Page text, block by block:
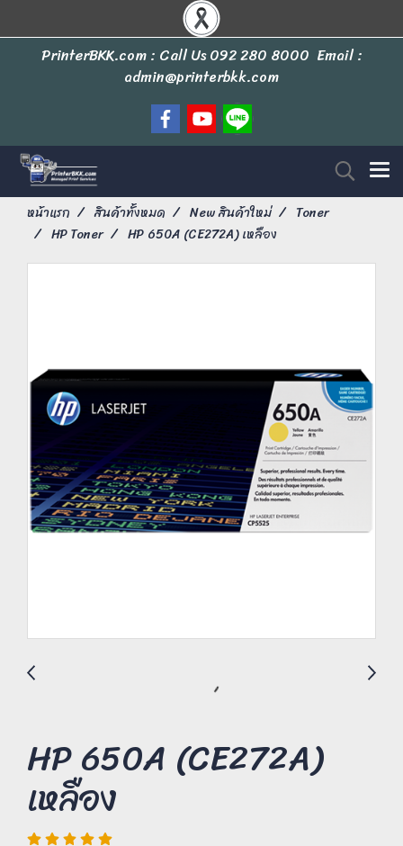
PrinterBKK.com : Call Us092 280 8000 Email :
admin@printerbkk.com
หน้าแรก สินค้าทั้งหมด New สินค้าใหม่
Toner
HP Toner
HP 650A (CE272A) เหลือง
HP 650A (CE272A)
เหลือง